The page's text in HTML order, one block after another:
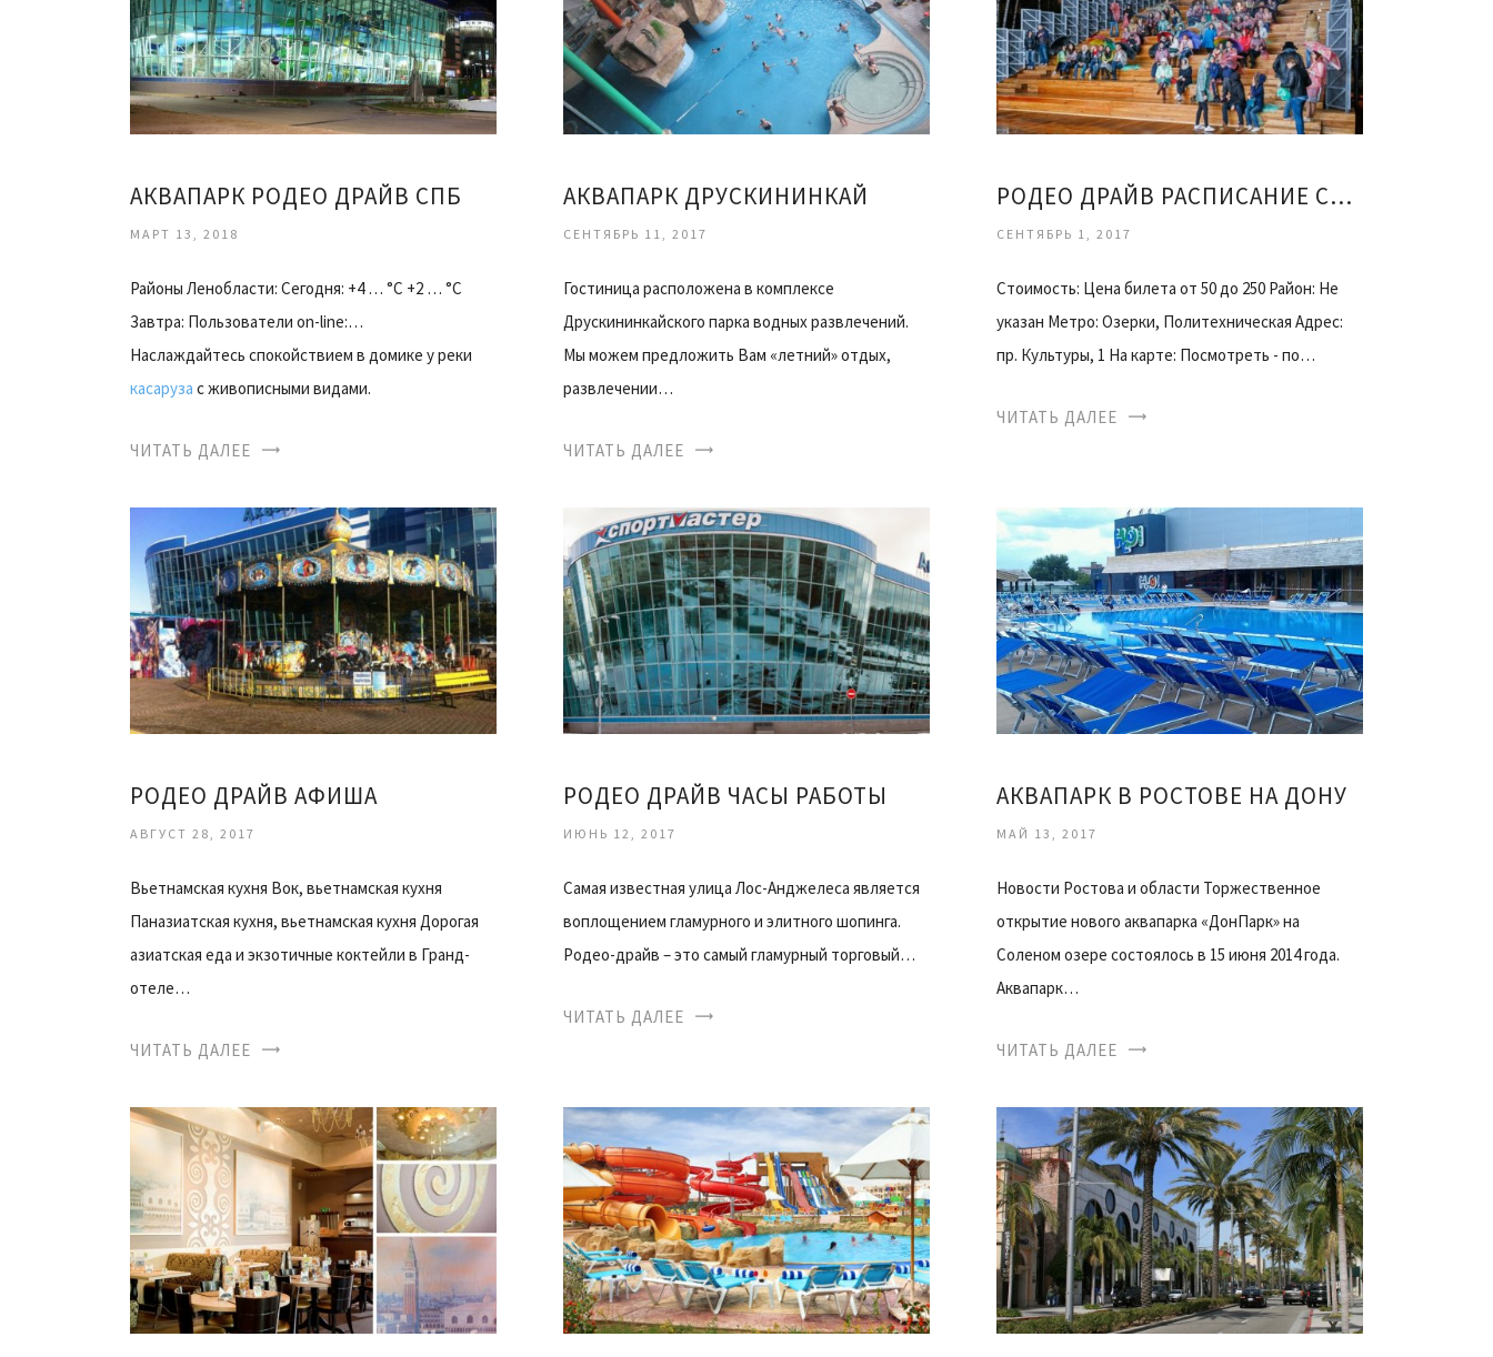
АКВАПАРК РОДЕО ДРАЙВ СПБ
МАРТ 13, 2018
Районы Ленобласти: Сегодня: +4 … °C +2 … °C
Завтра: Пользователи on-line:…
Наслаждайтесь спокойствием в домике у реки
касаруза с живописными видами.
ЧИТАТЬ ДАЛЕЕ
АКВАПАРК ДРУСКИНИНКАЙ
СЕНТЯБРЬ 11, 2017
Гостиница расположена в комплексе
Друскининкайского парка водных развлечений.
Мы можем предложить Вам «летний» отдых,
развлечении…
ЧИТАТЬ ДАЛЕЕ
РОДЕО ДРАЙВ РАСПИСАНИЕ СЕАНСОВ
СЕНТЯБРЬ 1, 2017
Стоимость: Цена билета от 50 до 250 Район: Не
указан Метро: Озерки, Политехническая Адрес:
пр. Культуры, 1 На карте: Посмотреть - по…
ЧИТАТЬ ДАЛЕЕ
РОДЕО ДРАЙВ АФИША
АВГУСТ 28, 2017
Вьетнамская кухня Вок, вьетнамская кухня
Паназиатская кухня, вьетнамская кухня Дорогая
азиатская еда и экзотичные коктейли в Гранд-
отеле…
ЧИТАТЬ ДАЛЕЕ
РОДЕО ДРАЙВ ЧАСЫ РАБОТЫ
ИЮНЬ 12, 2017
Самая известная улица Лос-Анджелеса является
воплощением гламурного и элитного шопинга.
Родео-драйв – это самый гламурный торговый…
ЧИТАТЬ ДАЛЕЕ
АКВАПАРК В РОСТОВЕ НА ДОНУ
МАЙ 13, 2017
Новости Ростова и области Торжественное
открытие нового аквапарка «ДонПарк» на
Соленом озере состоялось в 15 июня 2014 года.
Аквапарк…
ЧИТАТЬ ДАЛЕЕ